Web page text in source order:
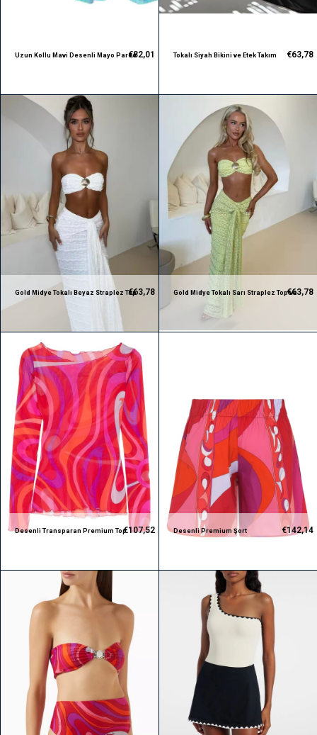
Uzun Kollu Mavi Desenli Mayo Pareo€82,01 Tokalı Siyah Bikini ve Etek Takım €63,78
Gold Midye Tokalı Beyaz Straplez Top
ve Düğüm Detaylı Dantel Etek Takım
€63,78
Gold Midye Tokalı Sarı Straplez Top ve
Düğüm Detaylı Dantel Etek Takım
€63,78
Desenli Transparan Premium Top€107,52 Desenli Premium Şort €142,14